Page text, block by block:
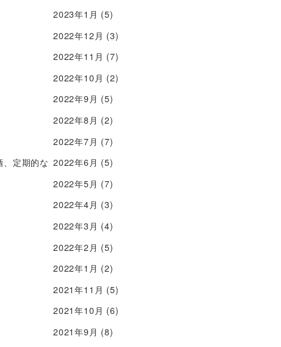
定期的な
2023年1月 (5)
2022年12月 (3)
2022年11月 (7)
2022年10月 (2)
2022年9月 (5)
2022年8月 (2)
2022年7月 (7)
2022年6月 (5)
2022年5月 (7)
2022年4月 (3)
2022年3月 (4)
2022年2月 (5)
2022年1月 (2)
2021年11月 (5)
2021年10月 (6)
2021年9月 (8)